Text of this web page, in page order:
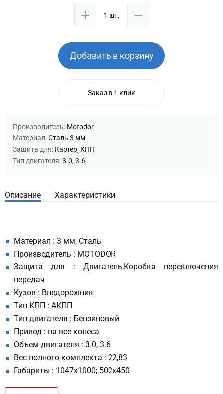
Добавить в корзину
Заказ в 1 клик
Производитель: Motodor
Материал:Сталь 3 мм
Защита для: Картер, КПП
Тип двигателя:3.0, 3.6
Описание Характеристики
Материал : 3 мм, Сталь
Производитель : MOTODOR
Защита для : Двигатель,Коробка переключения
передач
Кузов : Внедорожник
Тип КПП : АКПП
Тип двигателя : Бензиновый
Привод : на все колеса
Объем двигателя : 3.0, 3.6
Вес полного комплекта : 22,83
Габариты : 1047х1000; 502х450